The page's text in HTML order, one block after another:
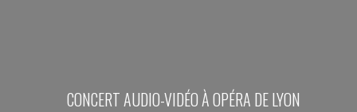
CONCERT AUDIO-VIDÉO À OPÉRA DE LYON